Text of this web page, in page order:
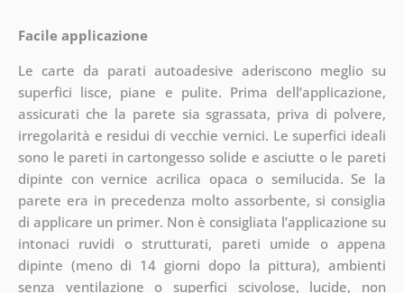
Facile applicazione
Le carte da parati autoadesive aderiscono meglio su
superfici lisce, piane e pulite. Prima dell’applicazione,
assicurati che la parete sia sgrassata, priva di polvere,
irregolarità e residui di vecchie vernici. Le superfici ideali
sono le pareti in cartongesso solide e asciutte o le pareti
dipinte con vernice acrilica opaca o semilucida. Se la
parete era in precedenza molto assorbente, si consiglia
di applicare un primer. Non è consigliata l’applicazione su
intonaci ruvidi o strutturati, pareti umide o appena
dipinte (meno di 14 giorni dopo la pittura), ambienti
senza ventilazione o superfici scivolose, lucide, non